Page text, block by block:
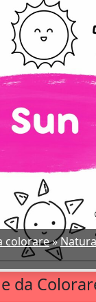
colorare»Natura
da